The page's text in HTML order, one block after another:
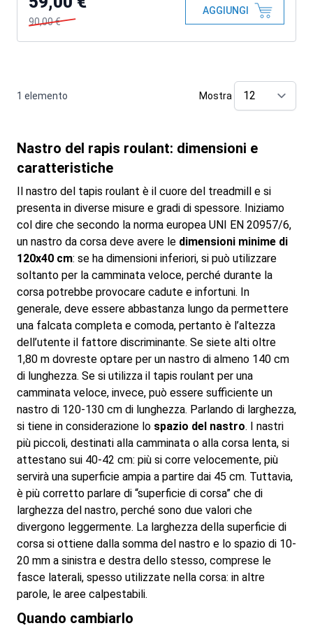
90,00 €
AGGIUNGI
1 elemento Mostra
Nastro del rapis roulant: dimensioni e
caratteristiche
Il nastro del tapis roulant è il cuore del treadmill e si
presenta in diverse misure e gradi di spessore. Iniziamo
col dire che secondo la norma europea UNI EN 20957/6,
un nastro da corsa deve avere le dimensioni minime di
120x40 cm: se ha dimensioni inferiori, si può utilizzare
soltanto per la camminata veloce, perché durante la
corsa potrebbe provocare cadute e infortuni. In
generale, deve essere abbastanza lungo da permettere
una falcata completa e comoda, pertanto è l’altezza
dell’utente il fattore discriminante. Se siete alti oltre
1,80 m dovreste optare per un nastro di almeno 140 cm
di lunghezza. Se si utilizza il tapis roulant per una
camminata veloce, invece, può essere sufficiente un
nastro di 120-130 cm di lunghezza. Parlando di larghezza,
si tiene in considerazione lo spazio del nastro. I nastri
più piccoli, destinati alla camminata o alla corsa lenta, si
attestano sui 40-42 cm: più si corre velocemente, più
servirà una superficie ampia a partire dai 45 cm. Tuttavia,
è più corretto parlare di “superficie di corsa” che di
larghezza del nastro, perché sono due valori che
divergono leggermente. La larghezza della superficie di
corsa si ottiene dalla somma del nastro e lo spazio di 10-
20 mm a sinistra e destra dello stesso, comprese le
fasce laterali, spesso utilizzate nella corsa: in altre
parole, le aree calpestabili.
Quando cambiarlo